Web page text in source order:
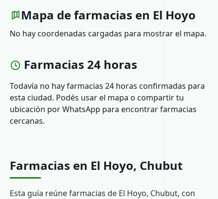
Mapa de farmacias en El Hoyo
No hay coordenadas cargadas para mostrar el mapa.
Farmacias 24 horas
Todavía no hay farmacias 24 horas confirmadas para
esta ciudad. Podés usar el mapa o compartir tu
ubicación por WhatsApp para encontrar farmacias
cercanas.
Farmacias en El Hoyo, Chubut
Esta guía reúne farmacias de El Hoyo, Chubut, con